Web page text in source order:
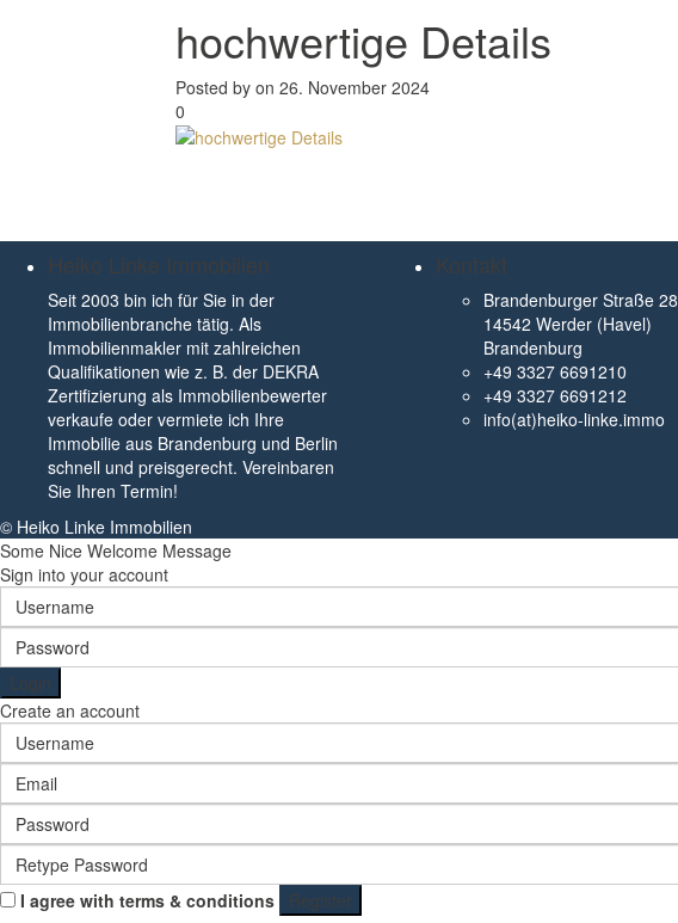
hochwertige Details
Posted by on 26. November 2024
0
Heiko Linke Immobilien
Seit 2003 bin ich für Sie in der
Immobilienbranche tätig. Als
Immobilienmakler mit zahlreichen
Qualifikationen wie z. B. der DEKRA
Zertifizierung als Immobilienbewerter
verkaufe oder vermiete ich Ihre
Immobilie aus Brandenburg und Berlin
schnell und preisgerecht. Vereinbaren
Sie Ihren Termin!
Kontakt
Brandenburger Straße 28
14542 Werder (Havel)
Brandenburg
+49 3327 6691210
+49 3327 6691212
info(at)heiko-linke.immo
© Heiko Linke Immobilien
Some Nice Welcome Message
Sign into your account
Login
Create an account
I agree with terms & conditions
Register